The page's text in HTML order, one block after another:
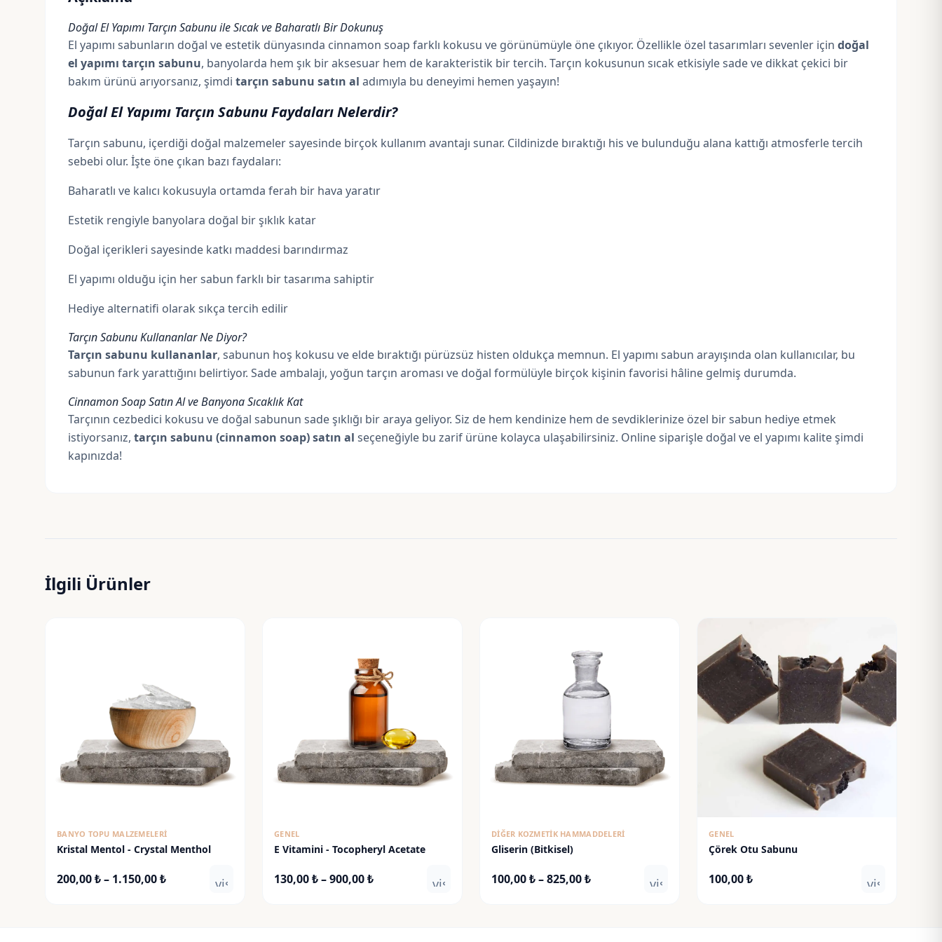
Doğal El Yapımı Tarçın Sabunu ile Sıcak ve Baharatlı Bir Dokunuş
El yapımı sabunların doğal ve estetik dünyasında cinnamon soap farklı kokusu ve görünümüyle öne çıkıyor. Özellikle özel tasarımları sevenler için doğal
el yapımı tarçın sabunu, banyolarda hem şık bir aksesuar hem de karakteristik bir tercih. Tarçın kokusunun sıcak etkisiyle sade ve dikkat çekici bir
bakım ürünü arıyorsanız, şimdi tarçın sabunu satın al adımıyla bu deneyimi hemen yaşayın!
Doğal El Yapımı Tarçın Sabunu Faydaları Nelerdir?
Tarçın sabunu, içerdiği doğal malzemeler sayesinde birçok kullanım avantajı sunar. Cildinizde bıraktığı his ve bulunduğu alana kattığı atmosferle tercih
sebebi olur. İşte öne çıkan bazı faydaları:
Baharatlı ve kalıcı kokusuyla ortamda ferah bir hava yaratır
Estetik rengiyle banyolara doğal bir şıklık katar
Doğal içerikleri sayesinde katkı maddesi barındırmaz
El yapımı olduğu için her sabun farklı bir tasarıma sahiptir
Hediye alternatifi olarak sıkça tercih edilir
Tarçın Sabunu Kullananlar Ne Diyor?
Tarçın sabunu kullananlar, sabunun hoş kokusu ve elde bıraktığı pürüzsüz histen oldukça memnun. El yapımı sabun arayışında olan kullanıcılar, bu
sabunun fark yarattığını belirtiyor. Sade ambalajı, yoğun tarçın aroması ve doğal formülüyle birçok kişinin favorisi hâline gelmiş durumda.
Cinnamon Soap Satın Al ve Banyona Sıcaklık Kat
Tarçının cezbedici kokusu ve doğal sabunun sade şıklığı bir araya geliyor. Siz de hem kendinize hem de sevdiklerinize özel bir sabun hediye etmek
istiyorsanız, tarçın sabunu (cinnamon soap) satın al seçeneğiyle bu zarif ürüne kolayca ulaşabilirsiniz. Online siparişle doğal ve el yapımı kalite şimdi
kapınızda!
İlgili Ürünler
BANYO TOPU MALZEMELERI
Kristal Mentol - Crystal Menthol
200,00₺– 1.150,00₺Fiyat
visibility
GENEL
E Vitamini - Tocopheryl Acetate
130,00₺–900,00₺Fiyat
visibility
DIĞER KOZMETIK HAMMADDELERI
Gliserin (Bitkisel)
100,00₺–825,00₺Fiyat
visibility
GENEL
Çörek Otu Sabunu
100,00₺ visibility